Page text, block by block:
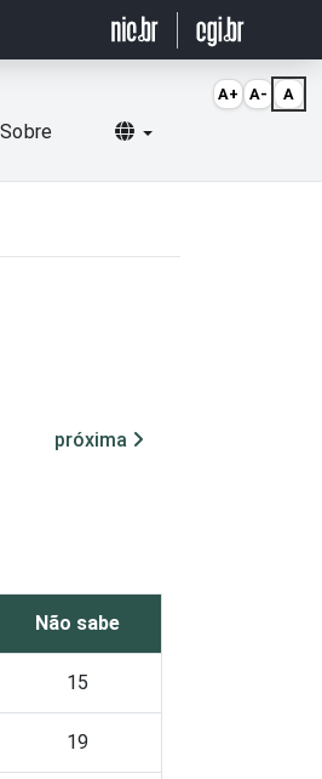
Sobre Selecionar idioma
próxima
Não sabe
15
19
A+ A- A